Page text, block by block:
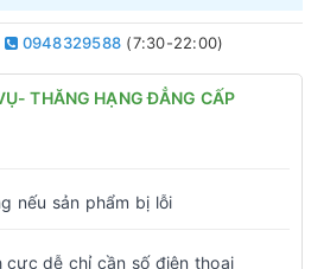
0948329588 (7:30-22:00)
THĂNG HẠNG ĐẲNG CẤP
nếu sản phẩm bị lỗi
cực dễ chỉ cần số điện thoại